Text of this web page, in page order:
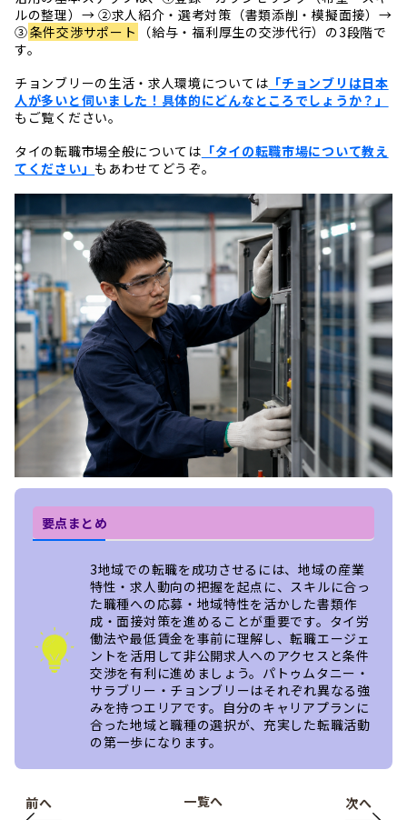
ルの整理）→ ②求人紹介・選考対策（書類添削・模擬面接）→
③条件交渉サポート
（給与・福利厚生の交渉代行）の3段階で
す。
チョンブリーの生活・求人環境については 「チョンブリは日本
人が多いと伺いました！具体的にどんなところでしょうか？」
もご覧ください。
タイの転職市場全般については 「タイの転職市場について教え
てください」 もあわせてどうぞ。
要点まとめ
3地域での転職を成功させるには、地域の産業
特性・求人動向の把握を起点に、スキルに合っ
た職種への応募・地域特性を活かした書類作
成・面接対策を進めることが重要です。タイ労
働法や最低賃金を事前に理解し、転職エージェ
ントを活用して非公開求人へのアクセスと条件
交渉を有利に進めましょう。パトゥムタニー・
サラブリー・チョンブリーはそれぞれ異なる強
みを持つエリアです。自分のキャリアプランに
合った地域と職種の選択が、充実した転職活動
の第一歩になります。
前へ 一覧へ 次へ